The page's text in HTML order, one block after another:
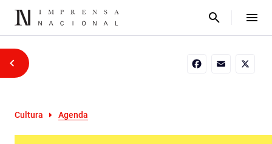
Cultura Agenda